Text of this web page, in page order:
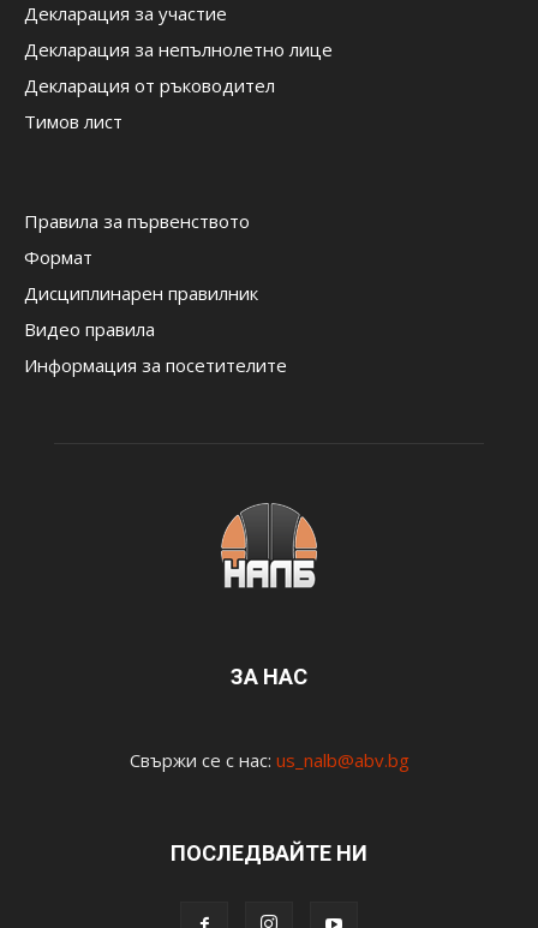
Декларация за участие
Декларация за непълнолетно лице
Декларация от ръководител
Тимов лист
Правила за първенството
Формат
Дисциплинарен правилник
Видео правила
Информация за посетителите
ЗА НАС
Свържи се с нас: us_nalb@abv.bg
ПОСЛЕДВАЙТЕ НИ